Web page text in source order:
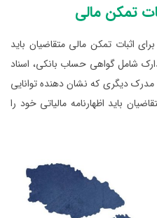
تمکن مالی
اثبات تمکن مالی متقاضیان باید
شامل گواهی حساب بانكی، اسناد
دیگری که نشان دهنده توانایی
باید اظهارنامه مالیاتی خود را